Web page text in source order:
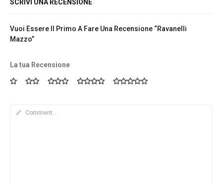
SCRIVI UNA RECENSIONE
Vuoi Essere Il Primo A Fare Una Recensione “Ravanelli
Mazzo”
La tua Recensione